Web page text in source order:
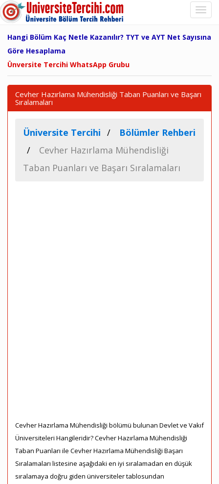
Hangi Bölüm Kaç Netle Kazanılır? TYT ve AYT Net Sayısına
Göre Hesaplama
Ünversite Tercihi WhatsApp Grubu
Cevher Hazırlama Mühendisliği Taban Puanları ve Başarı
Sıralamaları
Üniversite Tercihi
Bölümler Rehberi
Cevher Hazırlama Mühendisliği
Taban Puanları ve Başarı Sıralamaları
Cevher Hazırlama Mühendisliği bölümü bulunan Devlet ve Vakıf
Üniversiteleri Hangileridir? Cevher Hazırlama Mühendisliği
Taban Puanları ile Cevher Hazırlama Mühendisliği Başarı
Sıralamaları listesine aşağıdaki en iyi sıralamadan en düşük
sıralamaya doğru giden üniversiteler tablosundan